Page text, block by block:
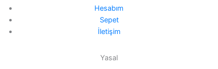
Hesabım
Sepet
İletişim
Yasal